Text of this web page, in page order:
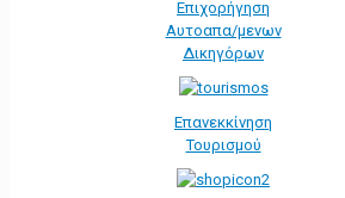
Επιχορήγηση
Αυτοαπα/μενων
Δικηγόρων
Επανεκκίνηση
Τουρισμού